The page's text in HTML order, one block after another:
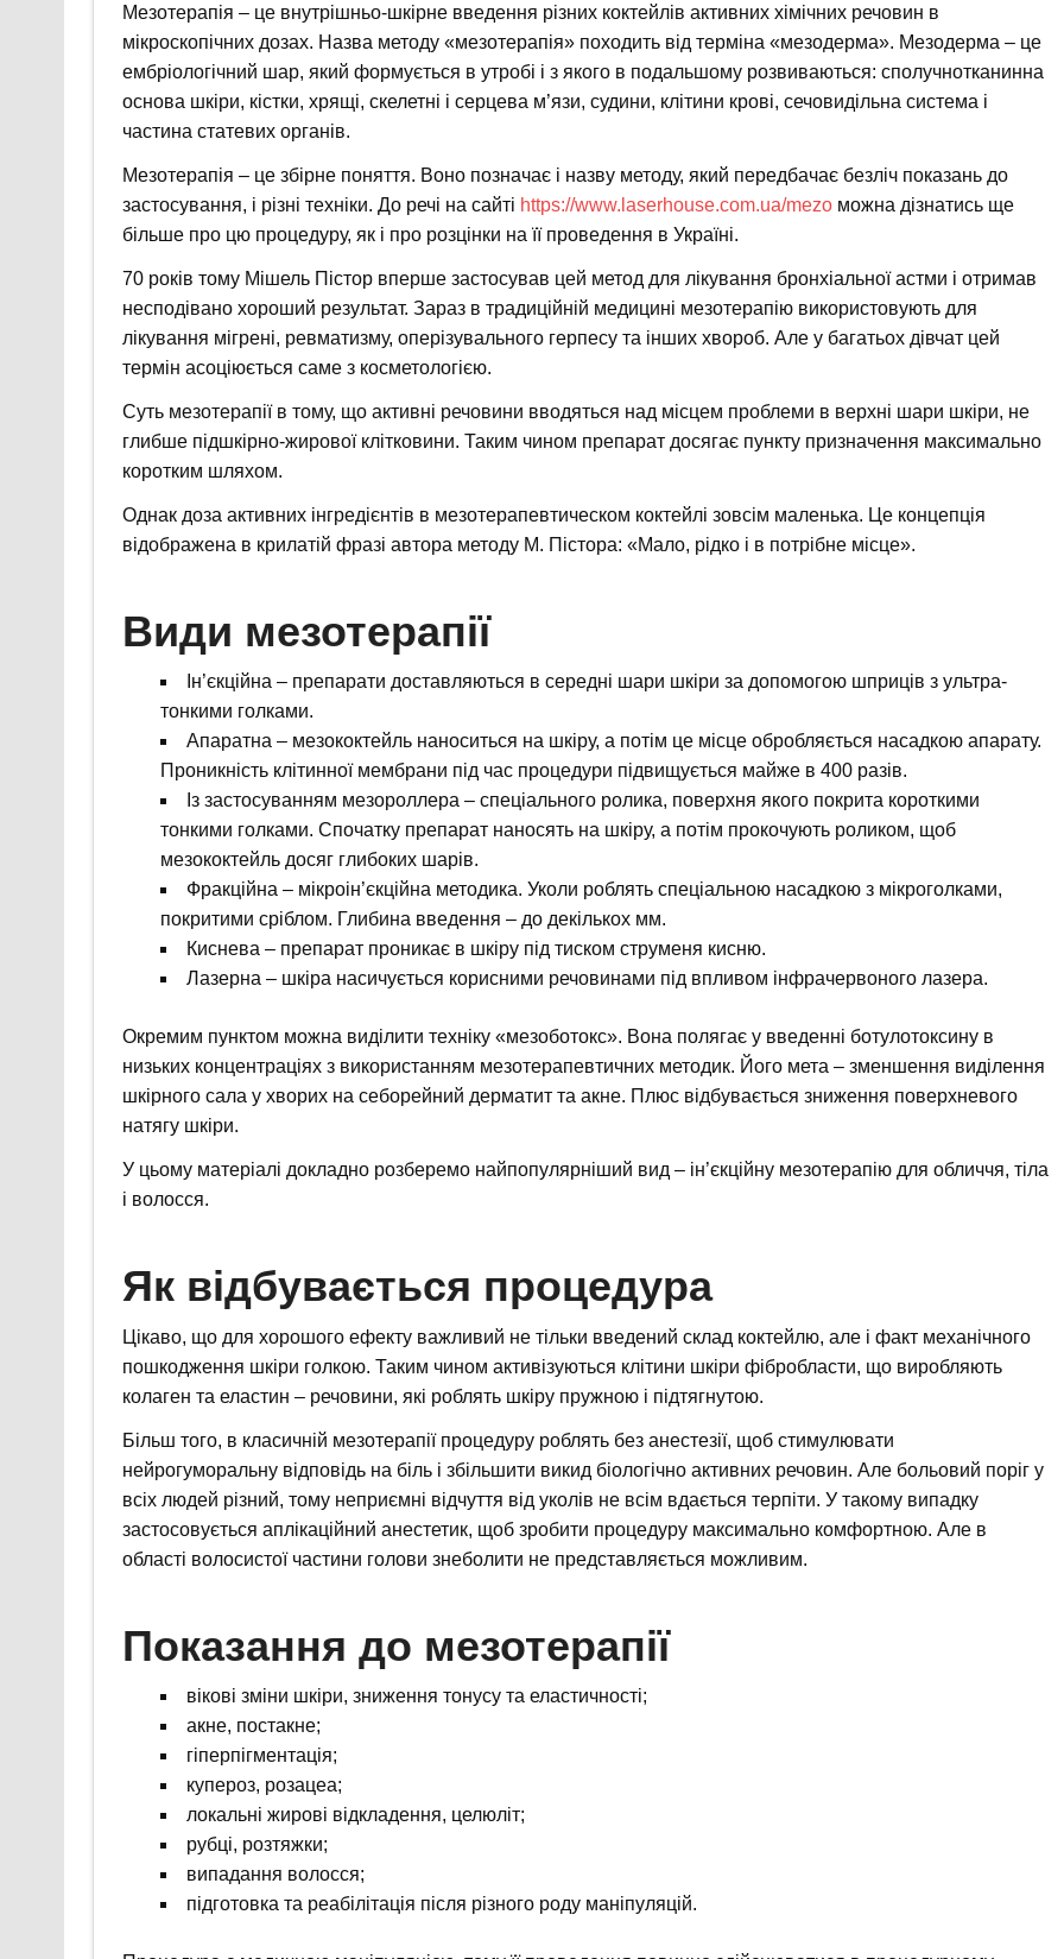
Мезотерапія – це внутрішньо-шкірне введення різних коктейлів активних хімічних речовин в
мікроскопічних дозах. Назва методу «мезотерапія» походить від терміна «мезодерма». Мезодерма – це
ембріологічний шар, який формується в утробі і з якого в подальшому розвиваються: сполучнотканинна
основа шкіри, кістки, хрящі, скелетні і серцева м’язи, судини, клітини крові, сечовидільна система і
частина статевих органів.
Мезотерапія – це збірне поняття. Воно позначає і назву методу, який передбачає безліч показань до
застосування, і різні техніки. До речі на сайті https://www.laserhouse.com.ua/mezoможна дізнатись ще
більше про цю процедуру, як і про розцінки на її проведення в Україні.
70 років тому Мішель Пістор вперше застосував цей метод для лікування бронхіальної астми і отримав
несподівано хороший результат. Зараз в традиційній медицині мезотерапію використовують для
лікування мігрені, ревматизму, оперізувального герпесу та інших хвороб. Але у багатьох дівчат цей
термін асоціюється саме з косметологією.
Суть мезотерапії в тому, що активні речовини вводяться над місцем проблеми в верхні шари шкіри, не
глибше підшкірно-жирової клітковини. Таким чином препарат досягає пункту призначення максимально
коротким шляхом.
Однак доза активних інгредієнтів в мезотерапевтическом коктейлі зовсім маленька. Це концепція
відображена в крилатій фразі автора методу М. Пістора: «Мало, рідко і в потрібне місце».
Види мезотерапії
Ін’єкційна – препарати доставляються в середні шари шкіри за допомогою шприців з ультра-
тонкими голками.
Апаратна – мезококтейль наноситься на шкіру, а потім це місце обробляється насадкою апарату.
Проникність клітинної мембрани під час процедури підвищується майже в 400 разів.
Із застосуванням мезороллера – спеціального ролика, поверхня якого покрита короткими
тонкими голками. Спочатку препарат наносять на шкіру, а потім прокочують роликом, щоб
мезококтейль досяг глибоких шарів.
Фракційна – мікроін’єкційна методика. Уколи роблять спеціальною насадкою з мікроголками,
покритими сріблом. Глибина введення – до декількох мм.
Киснева – препарат проникає в шкіру під тиском струменя кисню.
Лазерна – шкіра насичується корисними речовинами під впливом інфрачервоного лазера.
Окремим пунктом можна виділити техніку «мезоботокс». Вона полягає у введенні ботулотоксину в
низьких концентраціях з використанням мезотерапевтичних методик. Його мета – зменшення виділення
шкірного сала у хворих на себорейний дерматит та акне. Плюс відбувається зниження поверхневого
натягу шкіри.
У цьому матеріалі докладно розберемо найпопулярніший вид – ін’єкційну мезотерапію для обличчя, тіла
і волосся.
Як відбувається процедура
Цікаво, що для хорошого ефекту важливий не тільки введений склад коктейлю, але і факт механічного
пошкодження шкіри голкою. Таким чином активізуються клітини шкіри фібробласти, що виробляють
колаген та еластин – речовини, які роблять шкіру пружною і підтягнутою.
Більш того, в класичній мезотерапії процедуру роблять без анестезії, щоб стимулювати
нейрогуморальну відповідь на біль і збільшити викид біологічно активних речовин. Але больовий поріг у
всіх людей різний, тому неприємні відчуття від уколів не всім вдається терпіти. У такому випадку
застосовується аплікаційний анестетик, щоб зробити процедуру максимально комфортною. Але в
області волосистої частини голови знеболити не представляється можливим.
Показання до мезотерапії
вікові зміни шкіри, зниження тонусу та еластичності;
акне, постакне;
гіперпігментація;
купероз, розацеа;
локальні жирові відкладення, целюліт;
рубці, розтяжки;
випадання волосся;
підготовка та реабілітація після різного роду маніпуляцій.